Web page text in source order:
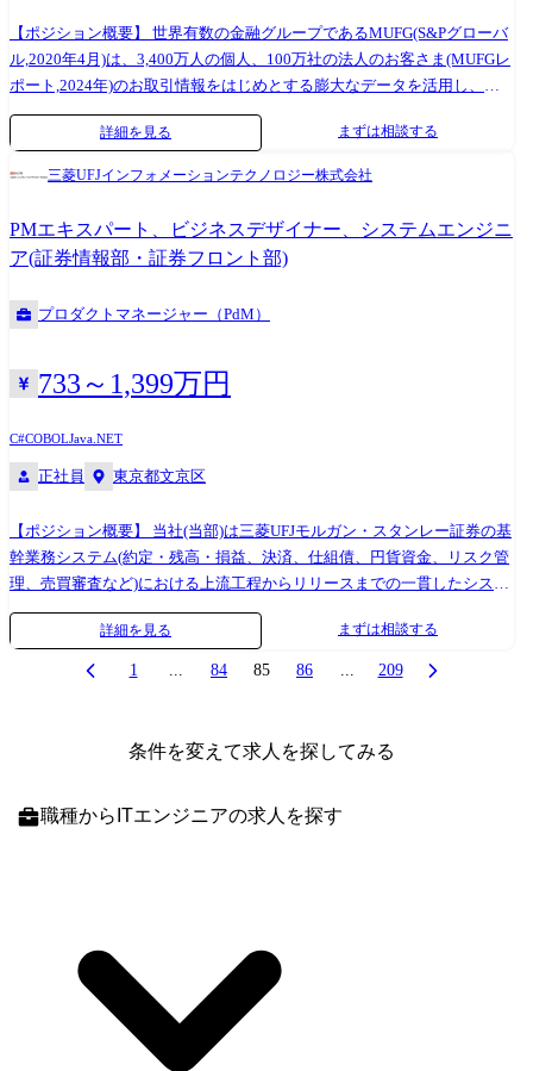
【ポジション概要】 世界有数の金融グループであるMUFG(S&Pグローバ
ル,2020年4月)は、3,400万人の個人、100万社の法人のお客さま(MUFGレ
ポート,2024年)のお取引情報をはじめとする膨大なデータを活用し、店
舗におけるお客様対応・事務、本部バックオフィス業務も含めた多岐に
わたる業務の高度化・効率化のため、画像・音声認識、自然言語処理、
変革・デジタライゼーション(DX)に大きく貢献いただける方を募集して
います。 【業務内容】 (雇入れ直後) ・データ分析テーマの選定、データ
析、可視化、データ分析結果の評価等)を通じた業務革新・効率化 ・AIや
構造化・加工・分析処理等のデータエンジニアリング ・生成系AIの活用
推進・分析への活用 (変更の範囲) 会社の定める業務 【業務内容】※補足
ジネス部門と連携し、課題設定から価値創出まで担うプロジェクト推進
・不正検知、マーケティング、業務効率化など多様なテーマに対応 ・大
デル運用・改善の高度化 【役割・責任】 ・データ分析案件の担当者とし
て、MUFGの事業部門と協働しビジネス課題からデータ分析タスクの抽
出、評価基準策定を支援。 ・データの探索、前処理、モデル構築、モデ
ル評価、プロダクションで稼働しているAIモデルの保守運用 ・エンジニ
アチームに対する技術的なリーダーシップ提供(ツール・インフラ整備・
利用指南・コードレビュー・設計等)、およびコーチング・メンタリン
ス推進に係る企画・推進・管理・取り纏め(※銀行と協働) ・AI/データサ
イエンスの人材開発、体制整備 ・データ分析業務 【配属想定部署の人員
年度、2023年度の中途採用者約10名在籍しており、中途採用者も活躍中
携やレポーティング機会も多くあります。 学術機関、外部コミュニティ
等との連携も積極的に実施いただきます。 【想定担当案件(例)】 銀行各
部門の様々な業務に関連するデータ分析を行っていただきますが、以下
のようなプロジェクトに携わっていただきます。 ・セールス部署への顧
客動向分析、レコメンデーション提供 ・自然言語処理等を活用した銀行
詳細を見る まずは相談する
三菱UFJインフォメーションテクノロジー株式会社
PMエキスパート、ビジネスデザイナー、システムエンジニ
ア(証券情報部・証券フロント部)
プロダクトマネージャー（PdM）
733～1,399万円
C#COBOLJava .NET
正社員 東京都文京区
【ポジション概要】 当社(当部)は三菱UFJモルガン・スタンレー証券の基
幹業務システム(約定・残高・損益、決済、仕組債、円貨資金、リスク管
理、売買審査など)における上流工程からリリースまでの一貫したシステ
ム開発を担っています。 証券システム開発は技術的な変化が激しくサー
ビスも多様化しており、今後も持続的に様々なプロジェクトが同時進行
していきます。 また、三菱UFJモルガン・スタンレー証券への出向する
需要に応えるため、PMエキスパート/ビジネスデザイナー/システムエン
ジニアを担える方を募集しています。 【業務内容】 (雇入れ直後) ①三菱
発・維持・管理業務 ・約定・残高・損益管理システム ・決済管理システ
載した業務を、以下の役割でリードして頂きます。 ①PMエキスパート
・プロジェクトマネジメントスキルをベースに、プロジェクトの立上
げ・計画から終結までの各種プロセスをコントールし、またコミュニケ
ーション管理やステークホルダーとの調整・折衝などプロジェクトが円
滑に進むための運営リードを行う。 ②ビジネスデザイナー ・ビジネスア
詳細を見る まずは相談する
1 ... 84 85 86 ... 209
条件を変えて求人を探してみる
職種からITエンジニアの求人を探す